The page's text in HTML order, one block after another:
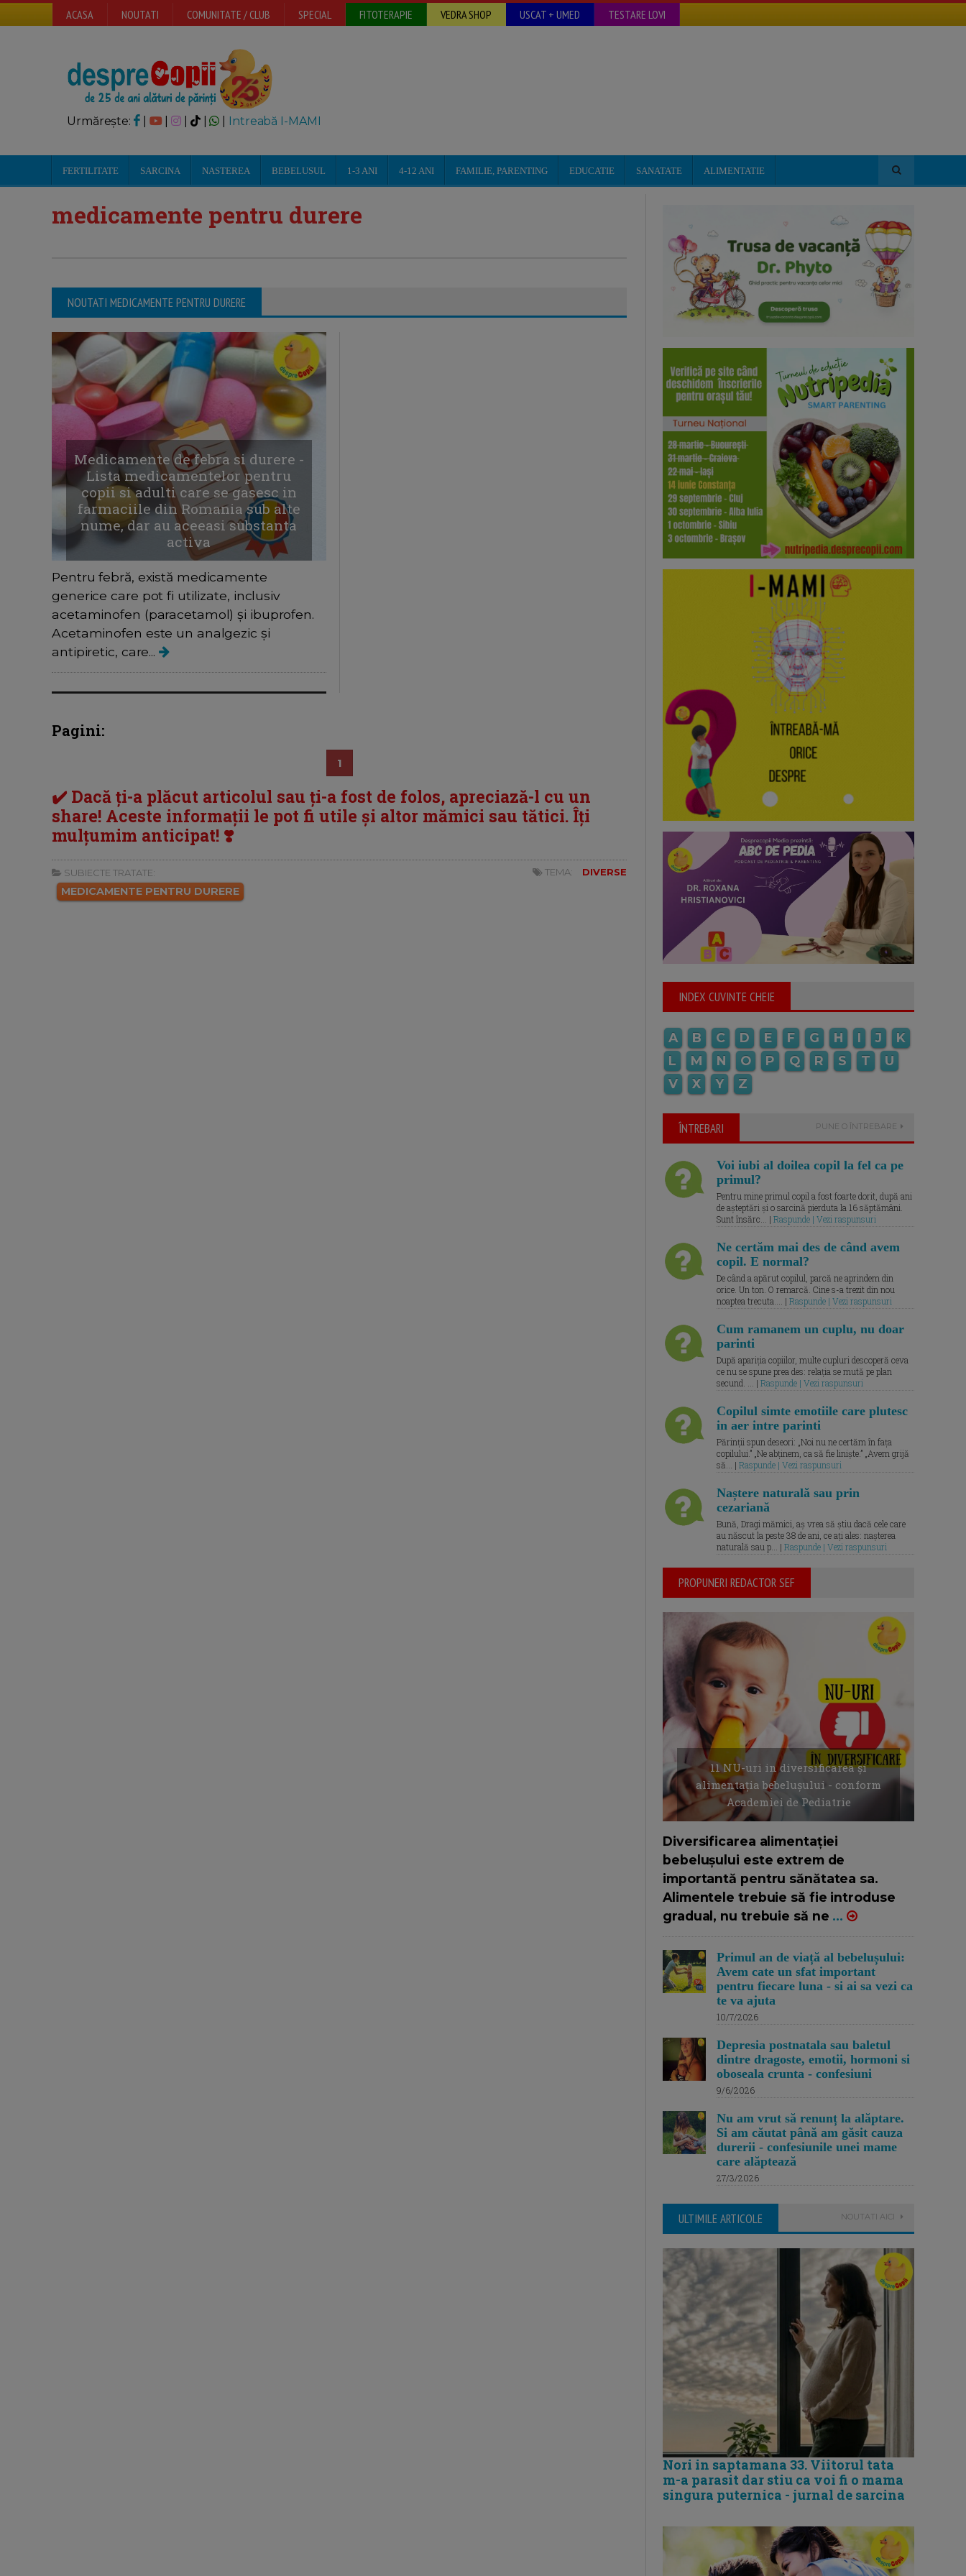
ACASA NOUTATI COMUNITATE / CLUB SPECIAL FITOTERAPIE VEDRA SHOP USCAT + UMED TESTARE LOVI
Urmărește: | | Intreabă I-MAMI
FERTILITATE SARCINA NASTEREA BEBELUSUL 1-3 ANI 4-12 ANI FAMILIE, PARENTING EDUCATIE SANATATE ALIMENTATIE
medicamente pentru durere
NOUTATI MEDICAMENTE PENTRU DURERE
Medicamente de febra si durere -
Lista medicamentelor pentru
copii si adulti care se gasesc in
farmaciile din Romania sub alte
nume, dar au aceeasi substanta
activa
Pentru febră, există medicamente
generice care pot fi utilizate, inclusiv
acetaminofen (paracetamol) și ibuprofen.
Acetaminofen este un analgezic și
antipiretic, care...
Pagini:
1
✔️ Dacă ți-a plăcut articolul sau ți-a fost de folos, apreciază-l cu un
share! Aceste informații le pot fi utile și altor mămici sau tătici. Îți
mulțumim anticipat! ❣️
SUBIECTE TRATATE:
MEDICAMENTE PENTRU DURERE
TEMA: DIVERSE
INDEX CUVINTE CHEIE
A B C D E F G H I J
K
L
M N O P Q R S T
U
V
X Y Z
ÎNTREBARI PUNE O ÎNTREBARE
Voi iubi al doilea copil la fel ca pe
primul?
Pentru mine primul copil a fost foarte dorit, după ani
de așteptări și o sarcină pierduta la 16 săptămâni.
Sunt însărc... | Raspunde | Vezi raspunsuri
Ne certăm mai des de când avem
copil. E normal?
De când a apărut copilul, parcă ne aprindem din
orice. Un ton. O remarcă. Cine s-a trezit din nou
noaptea trecuta.... | Raspunde | Vezi raspunsuri
Cum ramanem un cuplu, nu doar
parinti
După apariția copiilor, multe cupluri descoperă ceva
ce nu se spune prea des: relația se mută pe plan
secund. ... | Raspunde | Vezi raspunsuri
Copilul simte emotiile care plutesc
in aer intre parinti
Părinții spun deseori: „Noi nu ne certăm în fața
copilului.” „Ne abținem, ca să fie liniște.” „Avem grijă
să... | Raspunde | Vezi raspunsuri
Naștere naturală sau prin
cezariană
Bună, Dragi mămici, aș vrea să știu dacă cele care
au născut la peste 38 de ani, ce ați ales: nașterea
naturală sau p... | Raspunde | Vezi raspunsuri
PROPUNERI REDACTOR SEF
11 NU-uri in diversificarea și
alimentația bebelușului - conform
Academiei de Pediatrie
Diversificarea alimentației
bebelușului este extrem de
importantă pentru sănătatea sa.
Alimentele trebuie să fie introduse
gradual, nu trebuie să ne ...
Primul an de viață al bebelușului:
Avem cate un sfat important
pentru fiecare luna - si ai sa vezi ca
te va ajuta
10/7/2026
Depresia postnatala sau baletul
dintre dragoste, emotii, hormoni si
oboseala crunta - confesiuni
9/6/2026
Nu am vrut să renunț la alăptare.
Si am căutat până am găsit cauza
durerii - confesiunile unei mame
care alăptează
27/3/2026
ULTIMILE ARTICOLE NOUTATI AICI
Nori in saptamana 33. Viitorul tata
m-a parasit dar stiu ca voi fi o mama
singura puternica - jurnal de sarcina